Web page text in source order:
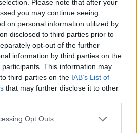
Please note that after your
you may continue seeing
on personal information utilized by
disclosed to third parties prior to
opt-out of the further
information by third parties on the
participants. This information may
third parties on the IAB’s List of
that may further disclose it to other
Opt Outs